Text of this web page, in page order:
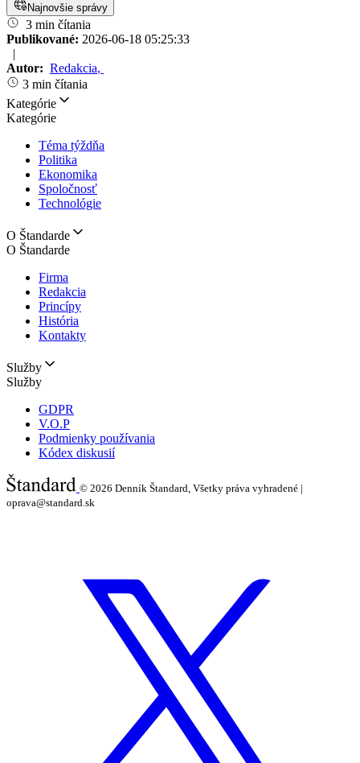
Najnovšie správy
3 min čítania
Publikované: 2026-06-18 05:25:33
|
Autor: Redakcia,
3 min čítania
Kategórie
Kategórie
Téma týždňa
Politika
Ekonomika
Spoločnosť
Technológie
O Štandarde
O Štandarde
Firma
Redakcia
Princípy
História
Kontakty
Služby
Služby
GDPR
V.O.P
Podmienky používania
Kódex diskusií
© 2026 Denník Štandard, Všetky práva vyhradené |
oprava@standard.sk